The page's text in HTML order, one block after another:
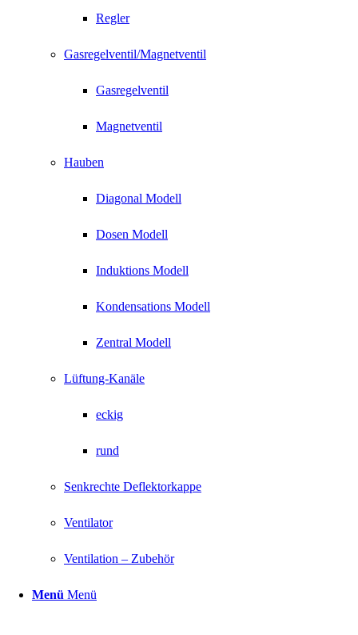
Regler
Gasregelventil/Magnetventil
Gasregelventil
Magnetventil
Hauben
Diagonal Modell
Dosen Modell
Induktions Modell
Kondensations Modell
Zentral Modell
Lüftung-Kanäle
eckig
rund
Senkrechte Deflektorkappe
Ventilator
Ventilation – Zubehör
Menü Menü